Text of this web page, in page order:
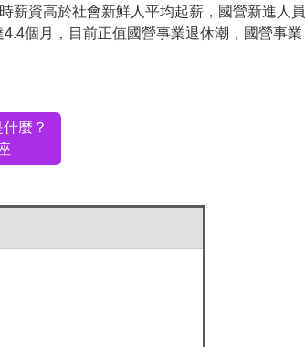
薪資高於社會新鮮人平均起薪 ，國營新進人員
4.4個月，目前正值國營事業退休潮，國營事業
麼？